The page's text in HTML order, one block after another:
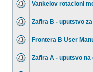
Vankelov rotacioni
Zafira B - uputstvo
Frontera B User
Zafira A - uputsvo na